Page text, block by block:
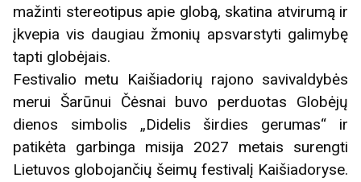
mažinti stereotipus apie globą, skatina atvirumą ir
įkvepia vis daugiau žmonių apsvarstyti galimybę
tapti globėjais.
Festivalio metu Kaišiadorių rajono savivaldybės
merui Šarūnui Čėsnai buvo perduotas Globėjų
dienos simbolis „Didelis širdies gerumas“ ir
patikėta garbinga misija 2027 metais surengti
Lietuvos globojančių šeimų festivalį Kaišiadoryse.